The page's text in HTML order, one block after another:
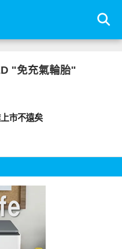
"免充氣輪胎"
市不遠矣